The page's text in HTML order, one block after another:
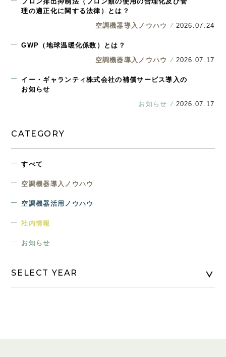
理の適正化に関する法律）とは？
空調機器導入ノウハウ
2026.07.24
GWP（地球温暖化係数）とは？
空調機器導入ノウハウ
2026.07.17
イー・ギャランティ株式会社の補償サービス導入の
お知らせ
お知らせ
2026.07.17
CATEGORY
すべて
空調機器導入ノウハウ
空調機器活用ノウハウ
社内情報
お知らせ
SELECT YEAR